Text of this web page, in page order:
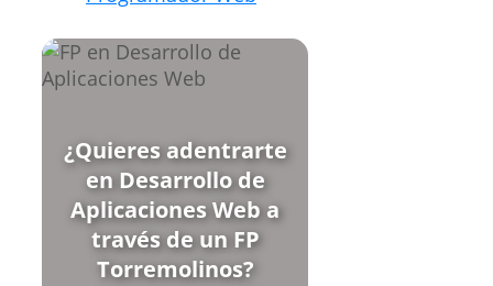
¿Quieres adentrarte
en Desarrollo de
Aplicaciones Web a
través de un FP
Torremolinos?